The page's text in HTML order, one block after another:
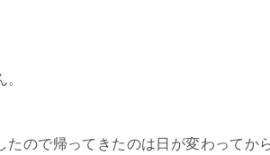
ので帰ってきたのは日が変わってか